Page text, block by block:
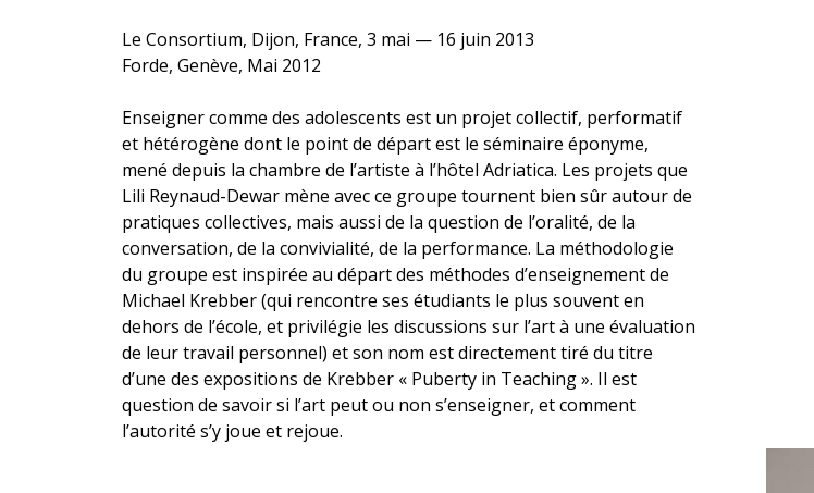
Le Consortium, Dijon, France, 3 mai — 16 juin 2013
Forde, Genève, Mai 2012
Enseigner comme des adolescents est un projet collectif, performatif
et hétérogène dont le point de départ est le séminaire éponyme,
mené depuis la chambre de l’artiste à l’hôtel Adriatica. Les projets que
Lili Reynaud-Dewar mène avec ce groupe tournent bien sûr autour de
pratiques collectives, mais aussi de la question de l’oralité, de la
conversation, de la convivialité, de la performance. La méthodologie
du groupe est inspirée au départ des méthodes d’enseignement de
Michael Krebber (qui rencontre ses étudiants le plus souvent en
dehors de l’école, et privilégie les discussions sur l’art à une évaluation
de leur travail personnel) et son nom est directement tiré du titre
d’une des expositions de Krebber « Puberty in Teaching ». Il est
question de savoir si l’art peut ou non s’enseigner, et comment
l’autorité s’y joue et rejoue.